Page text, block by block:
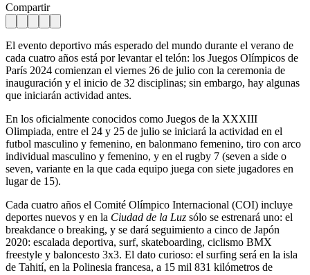
Compartir
El evento deportivo más esperado del mundo durante el verano de
cada cuatro años está por levantar el telón: los Juegos Olímpicos de
París 2024 comienzan el viernes 26 de julio con la ceremonia de
inauguración y el inicio de 32 disciplinas; sin embargo, hay algunas
que iniciarán actividad antes.
En los oficialmente conocidos como Juegos de la XXXIII
Olimpiada, entre el 24 y 25 de julio se iniciará la actividad en el
futbol masculino y femenino, en balonmano femenino, tiro con arco
individual masculino y femenino, y en el rugby 7 (seven a side o
seven, variante en la que cada equipo juega con siete jugadores en
lugar de 15).
Cada cuatro años el Comité Olímpico Internacional (COI) incluye
deportes nuevos y en la Ciudad de la Luz sólo se estrenará uno: el
breakdance o breaking, y se dará seguimiento a cinco de Japón
2020: escalada deportiva, surf, skateboarding, ciclismo BMX
freestyle y baloncesto 3x3. El dato curioso: el surfing será en la isla
de Tahití, en la Polinesia francesa, a 15 mil 831 kilómetros de